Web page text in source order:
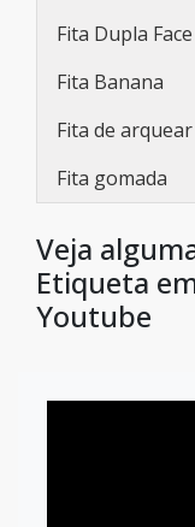
Fita Dupla Face
Fita Banana
Fita de arquear
Fita gomada
Veja
Etiqueta
Youtube